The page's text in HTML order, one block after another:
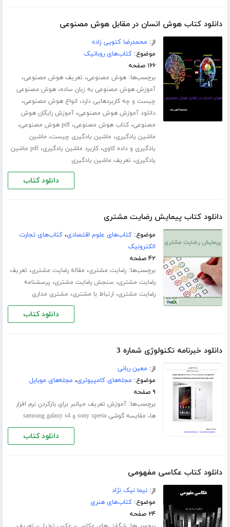
دانلود کتاب هوش انسان در مقابل هوش مصنوعی
از: محمدرضا کتویی زاده
موضوع:کتاب‌های روباتیک
۱۶۶ صفحه
برچسب‌ها:هوش مصنوعی، تعریف هوش مصنوعی،
آموزش هوش مصنوعی به زبان ساده،هوش مصنوعی
چیست و چه کاربردهایی دارد، انواع هوش مصنوعی،
دانلود آموزش هوش مصنوعی،آموزش رایگان هوش
مصنوعی،کتاب هوش مصنوعی،pdf هوش مصنوعی ،
ماشین یادگیری، ماشین یادگیری چیست، ماشین
یادگیری و داده کاوی،کاربرد ماشین یادگیری،
pdf ماشین
یادگیری، تعریف ماشین یادگیری
دانلود کتاب
دانلود کتاب پیمایش رضایت مشتری
موضوع:کتاب‌های علوم اقتصادی،کتاب‌های تجارت
الکترونیک
۴۲ صفحه
برچسب‌ها:رضایت مشتری، مقاله رضایت مشتری، تعریف
رضایت مشتری، سنجش رضایت مشتری، پرسشنامه
رضایت مشتری، ارتباط با مشتری، مشتری مداری
دانلود کتاب
دانلود خبرنامه تکنولوژی شماره 3
از: معین ربانی
موضوع: مجله‌های کامپیوتری، مجله‌های موبایل
۹ صفحه
برچسب‌ها:آموزش تعریف میانبر برای بازکردن نرم افزار
ها، مقایسه گوشی sony xperia و samsung galaxy s4
دانلود کتاب
دانلود کتاب عکاسی مفهومی
از:نیما نیک نژاد
موضوع:کتاب‌های هنری
۲۴ صفحه